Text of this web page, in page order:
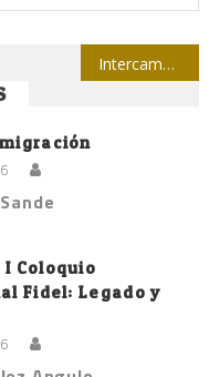
Intercambian diplomático británico y periodistas pinareños
I Coloquio
Fidel: Legado y